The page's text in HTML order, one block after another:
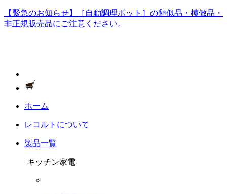
【緊急のお知らせ】［自動調理ポット］の類似品・模倣品・
非正規販売品にご注意ください。
ホーム
レコルトについて
製品一覧
キッチン家電